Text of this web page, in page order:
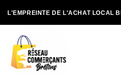
au
L'EMPREINTE DE L'ACHAT LOCAL